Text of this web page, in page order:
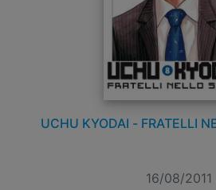
UCHU KYODAI - FRATELLI
16/08/2011